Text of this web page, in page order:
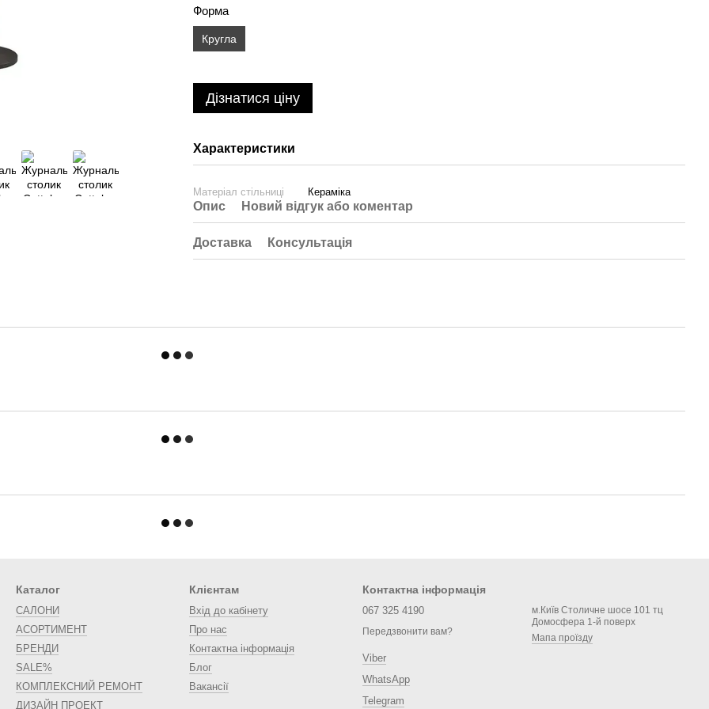
Форма
Кругла
Дізнатися ціну
Характеристики
Матеріал стільниці Кераміка
Опис Новий відгук або коментар
Доставка Консультація
Каталог
САЛОНИ
АСОРТИМЕНТ
БРЕНДИ
SALE%
КОМПЛЕКСНИЙ РЕМОНТ
ДИЗАЙН ПРОЕКТ
Клієнтам
Вхід до кабінету
Про нас
Контактна інформація
Блог
Вакансії
Контактна інформація
067 325 4190
Передзвонити вам?
Viber
WhatsApp
Telegram
м.Київ Столичне шосе 101 тц
Домосфера 1-й поверх
Мапа проїзду